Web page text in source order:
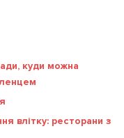
куди можна
влітку: ресторани з